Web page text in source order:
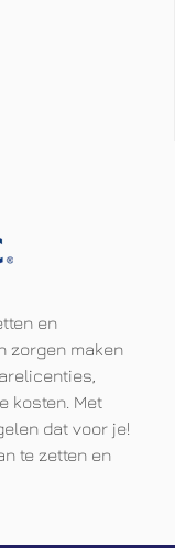
en
zorgen maken
kosten. Met
dat voor je!
te zetten en